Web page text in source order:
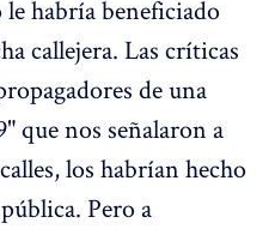
habría beneficiado
callejera. Las críticas
de una
que nos señalaron a
los habrían hecho
Pero a